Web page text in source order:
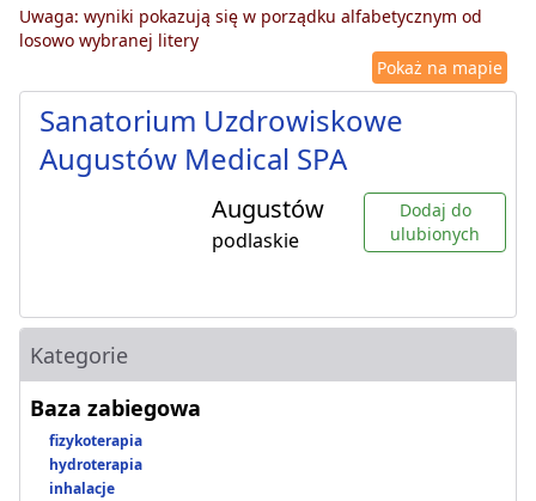
Uwaga: wyniki pokazują się w porządku alfabetycznym od
losowo wybranej litery
Pokaż na mapie
Sanatorium Uzdrowiskowe
Augustów Medical SPA
Augustów
podlaskie
Dodaj do
ulubionych
Kategorie
Baza zabiegowa
fizykoterapia
hydroterapia
inhalacje